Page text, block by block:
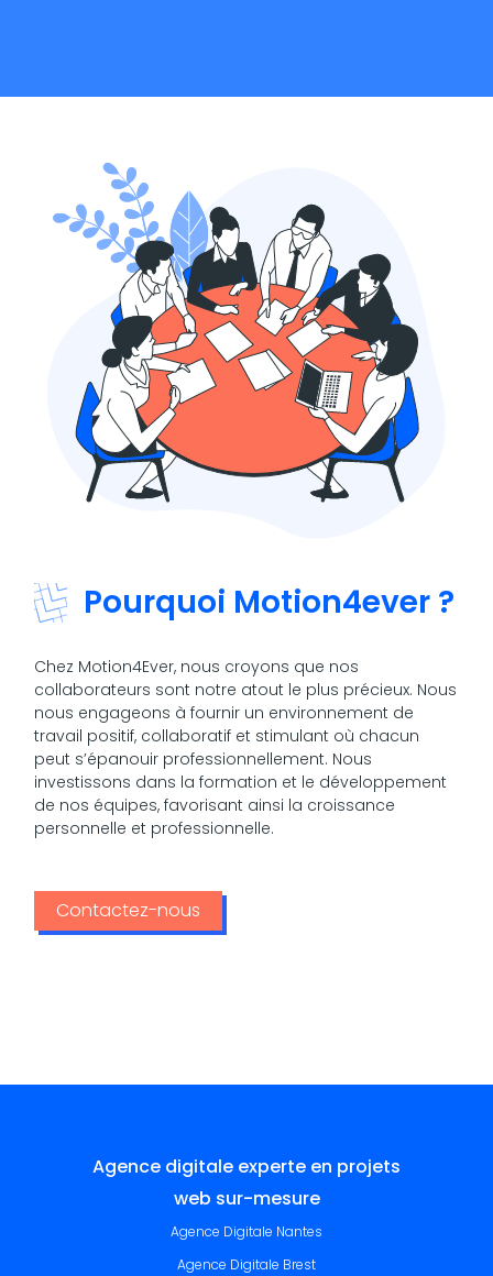
Pourquoi Motion4ever ?
Chez Motion4Ever, nous croyons que nos
collaborateurs sont notre atout le plus précieux. Nous
nous engageons à fournir un environnement de
travail positif, collaboratif et stimulant où chacun
peut s’épanouir professionnellement. Nous
investissons dans la formation et le développement
de nos équipes, favorisant ainsi la croissance
personnelle et professionnelle.
Contactez-nous
Agence digitale experte en projets
web sur-mesure
Agence Digitale Nantes
Agence Digitale Brest